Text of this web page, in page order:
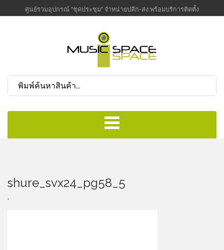
ศูนย์รวมอุปกรณ์ "ชุดประชุม" จำหน่ายปลีก-ส่ง พร้อมบริการติดตั้ง
shure_svx24_pg58_5